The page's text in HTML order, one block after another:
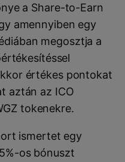
a Share-to-Earn
amennyiben egy
megosztja a
értékes pontokat
aztán az ICO
tokenekre.
ismertet egy
os bónuszt